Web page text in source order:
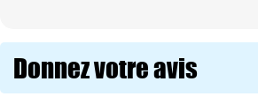
Donnez votre avis